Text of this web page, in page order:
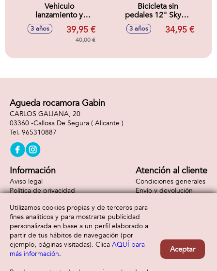
Vehiculo
lanzamiento y
rescate Paw Patrol
con luces y sonidos
25x38x13,6 cm
3 años 39,95 €
40,00 €
Bicicleta sin
pedales 12" Skye y
Everest
3 años 34,95 €
Agueda rocamora Gabin
CARLOS GALIANA, 20
03360 -Callosa De Segura ( Alicante )
965310887
Información
Aviso legal
Política de privacidad
Atención al cliente
Condiciones generales
Envío y devolución
Formas de pago
Utilizamos cookies propias y de terceros para
fines analíticos y para mostrarte publicidad
personalizada en base a un perfil elaborado a
partir de tus hábitos de navegación (por
ejemplo, páginas visitadas). Clica AQUÍ para
más información.
Aceptar